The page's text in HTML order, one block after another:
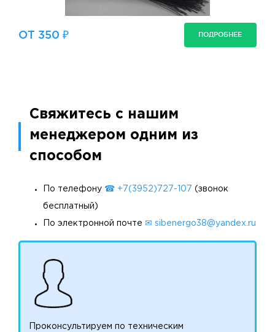
ОТ 350 ₽ ПОДРОБНЕЕ
Свяжитесь с нашим
менеджером одним из
способом
По телефону ☎ +7(3952)727-107 (звонок
бесплатный)
По электронной почте ✉ sibenergo38@yandex.ru
Проконсультируем по техническим